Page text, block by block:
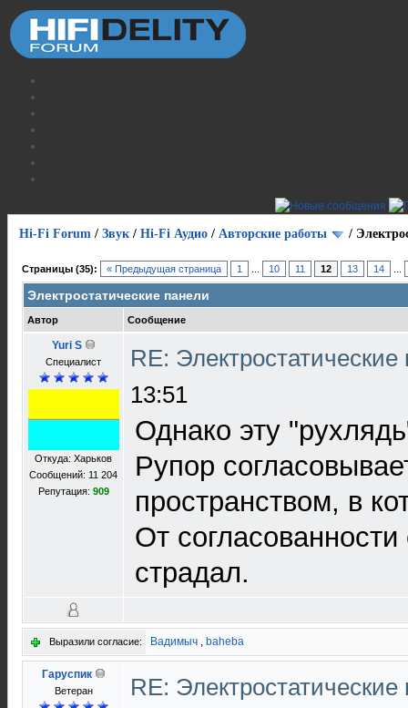
Hi-Fi Forum / Звук / Hi-Fi Аудио / Авторские работы /
Страницы (35): « Предыдущая страница 1 10 11 12 13 14
Электростатические панели
Автор Сообщение
Yuri S
Специалист
Откуда: Харьков
Сообщений: 11 204
Репутация: 909
RE:
13:51
Однако эту
Рупор
пространством, в
От
страдал.
Выразили согласие: Вадимыч , baheba
Гаруспик
Ветеран
RE: